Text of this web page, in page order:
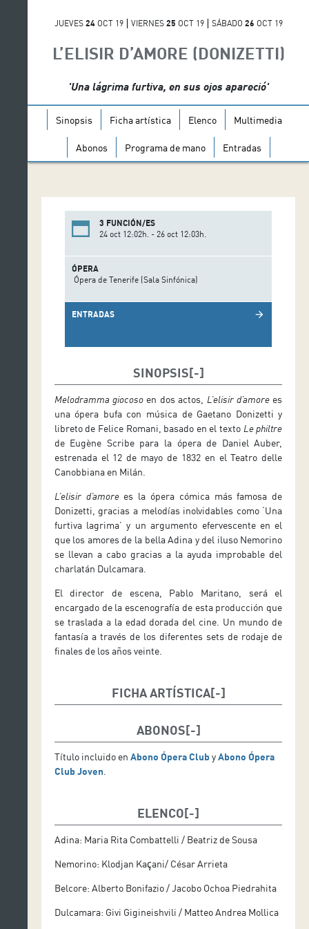
JUEVES 24OCT 19 VIERNES 25 OCT 19 SÁBADO 26 OCT 19
L’ELISIR D’AMORE (DONIZETTI)
'Una lágrima furtiva, en sus ojos apareció'
Sinopsis Ficha artística Elenco Multimedia
Abonos Programa de mano Entradas
3 FUNCIÓN/ES
24 oct 12:02h. - 26 oct 12:03h.
ÓPERA
Ópera de Tenerife (Sala Sinfónica)
ENTRADAS arrow_forward
SINOPSIS
Melodramma giocoso en dos actos, L’elisir d’amorees
una ópera bufa con música de Gaetano Donizetti y
libreto de Felice Romani, basado en el texto Le philtre
de Eugène Scribe para la ópera de Daniel Auber,
estrenada el 12 de mayo de 1832 en el Teatro delle
Canobbiana en Milán.
L’elisir d’amorees la ópera cómica más famosa de
Donizetti, gracias a melodías inolvidables como ‘Una
furtiva lagrima’ y un argumento efervescente en el
que los amores de la bella Adina y del iluso Nemorino
se llevan a cabo gracias a la ayuda improbable del
charlatán Dulcamara.
El director de escena, Pablo Maritano, será el
encargado de la escenografía de esta producción que
se traslada a la edad dorada del cine. Un mundo de
fantasía a través de los diferentes sets de rodaje de
finales de los años veinte.
FICHA ARTÍSTICA
Dirección musical: Antonio Méndez
Dirección de escena: Pablo Maritano
Diseño de vestuario: Lorena Marin
Diseño de iluminación: Virginio Levrio
Orquesta Sinfónica de Tenerife
Ópera de Tenerife, Teatro Comunale di
Bolognia y el Tbilisi Opera and Ballet State Theatre,
ABONOS
Título incluido en Abono Ópera ClubyAbono Ópera
Club Joven
ELENCO
Adina: Maria Rita Combattelli / Beatriz de Sousa
Nemorino: Klodjan Kaҫani/ César Arrieta
Belcore: Alberto Bonifazio / Jacobo Ochoa Piedrahita
Dulcamara: Givi Gigineishvili / Matteo Andrea Mollica